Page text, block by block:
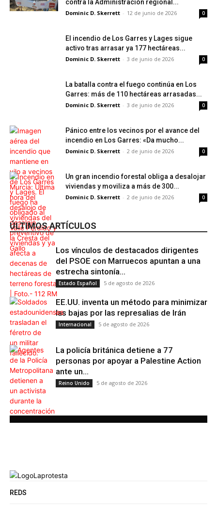
contra la Administración regional...
Dominic D. Skerrett - 12 de junio de 2026 0
El incendio de Los Garres y Lages sigue
activo tras arrasar ya 177 hectáreas...
Dominic D. Skerrett - 3 de junio de 2026 0
La batalla contra el fuego continúa en Los
Garres: más de 110 hectáreas arrasadas...
Dominic D. Skerrett - 3 de junio de 2026 0
Pánico entre los vecinos por el avance del
incendio en Los Garres: «Da mucho...
Dominic D. Skerrett - 2 de junio de 2026 0
Un gran incendio forestal obliga a desalojar
viviendas y moviliza a más de 300...
Dominic D. Skerrett - 2 de junio de 2026 0
ÚLTIMOS ARTÍCULOS
Los vínculos de destacados dirigentes
del PSOE con Marruecos apuntan a una
estrecha sintonía...
Estado Español 5 de agosto de 2026
EE.UU. inventa un método para minimizar
las bajas por las represalias de Irán
Internacional 5 de agosto de 2026
La policía británica detiene a 77
personas por apoyar a Palestine Action
ante un...
Reino Unido 5 de agosto de 2026
REDS